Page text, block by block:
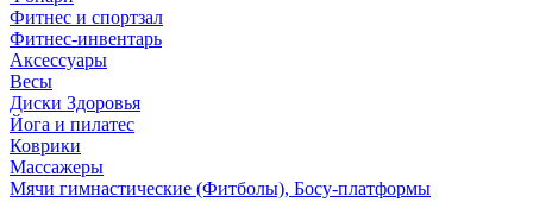
Фитнес и спортзал
Фитнес-инвентарь
Аксессуары
Весы
Диски Здоровья
Йога и пилатес
Коврики
Массажеры
Мячи гимнастические (Фитболы), Босу-платформы